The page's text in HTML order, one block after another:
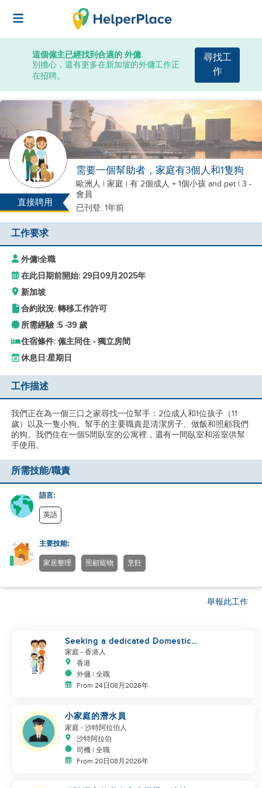
這個僱主已經找到合適的 外傭.
別擔心，還有更多在新加坡的外傭工作正
在招聘。
尋找工
作
直接聘用
需要一個幫助者，家庭有3個人和1隻狗
歐洲人 | 家庭 | 有 2個成人 + 1個小孩 and pet | 3 -
會員
已刊登: 1年前
工作要求
外傭|全職
在此日期前開始: 29日09月2025年
新加坡
合約狀況: 轉移工作許可
所需經驗 :5 -39 歲
住宿條件: 僱主同住 - 獨立房間
休息日:星期日
工作描述
我們正在為一個三口之家尋找一位幫手：2位成人和1位孩子（11
歲）以及一隻小狗。幫手的主要職責是清潔房子、做飯和照顧我們
的狗。我們住在一個5間臥室的公寓裡，還有一間臥室和浴室供幫
手使用。
所需技能/職責
語言:
英語
主要技能:
家居整理 照顧寵物 烹飪
舉報此工作
Seeking a dedicated Domestic
Helper
家庭 - 香港人
香港
外傭 | 全職
From 24日08月2026年
小家庭的潛水員
家庭 - 沙特阿拉伯人
沙特阿拉伯
司機 | 全職
From 20日08月2026年